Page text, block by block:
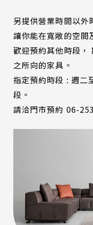
另提供營業時間以外
讓你能在寬敞的空間
歡迎預約其他時段，
之所向的家具。
指定預約時段 : 週二
段。
請洽門市預約 06-